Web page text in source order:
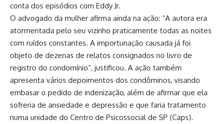
conta dos episódios com Eddy Jr.
O advogado da mulher afirma ainda na ação: “A autora era
atormentada pelo seu vizinho praticamente todas as noites
com ruídos constantes. A importunação causada já foi
objeto de dezenas de relatos consignados no livro de
registro do condomínio”, justificou. A ação também
apresenta vários depoimentos dos condôminos, visando
embasar o pedido de indenização, além de afirmar que ela
sofreria de ansiedade e depressão e que faria tratamento
numa unidade do Centro de Psicossocial de SP (Caps).